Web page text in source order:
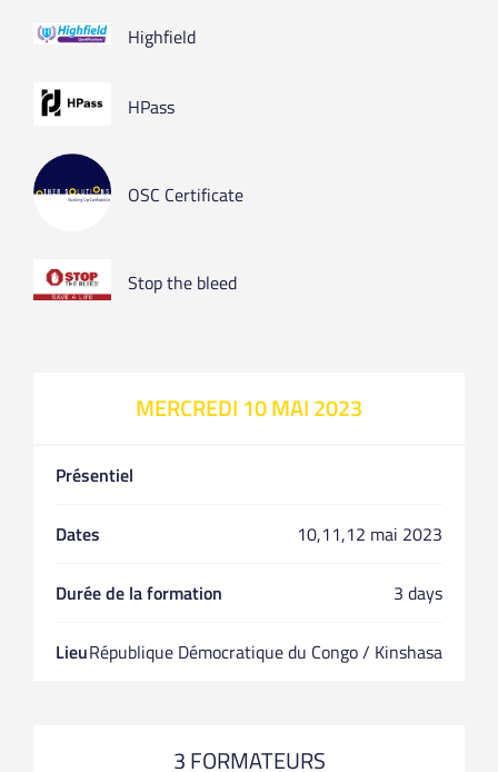
Highfield
HPass
OSC Certificate
Stop the bleed
MERCREDI 10 MAI 2023
Présentiel
Dates 10,11,12 mai 2023
Durée de la formation 3 days
LieuRépublique Démocratique du Congo / Kinshasa
3 FORMATEURS